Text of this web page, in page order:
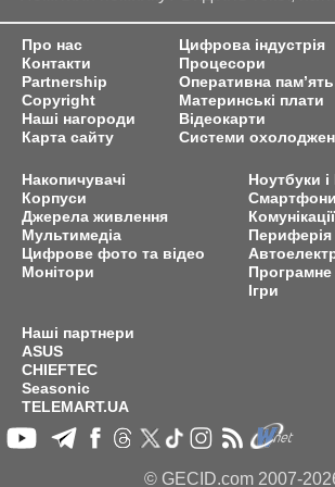
Про нас
Контакти
Partnership
Copyright
Наші нагороди
Карта сайту
Цифрова індустрія
Процесори
Оперативна пам’ять
Материнські плати
Відеокарти
Системи
Накопичувачі
Корпуси
Джерела живлення
Мультимедіа
Цифрове фото та відео
Монітори
Ноутбуки
Смартфони
Комунікації
Периферія
Програмне
Ігри
Наші партнери
ASUS
CHIEFTEC
Seasonic
TELEMART.UA
© GECID.com 2007-